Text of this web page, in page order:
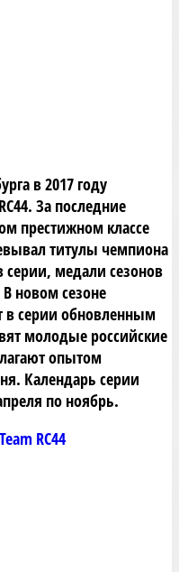
в 2017 году
За последние
престижном классе
титулы чемпиона
медали сезонов
В новом сезоне
в серии обновленным
молодые российские
опытом
Календарь серии
по ноябрь.
RC44